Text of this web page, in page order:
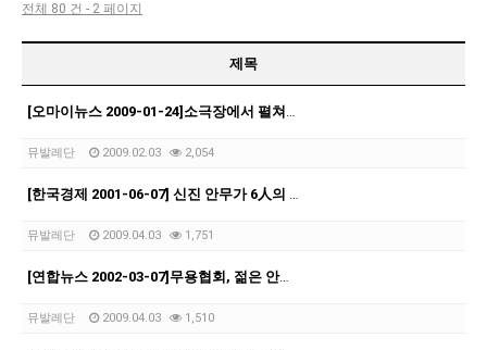
전체 80 건 - 2 페이지
제목
[오마이뉴스 2009-01-24]소극장에서 펼쳐진 발레공연 '눈길'
뮤발레단 2009.02.03 2,054
[한국경제 2001-06-07] 신진 안무가 6人의 실험무대..평론가가 뽑은 젊은 무용가공…
뮤발레단 2009.04.03 1,751
[연합뉴스 2002-03-07]무용협회, 젊은 안무자 창작공연 참가자 선정
뮤발레단 2009.04.03 1,510